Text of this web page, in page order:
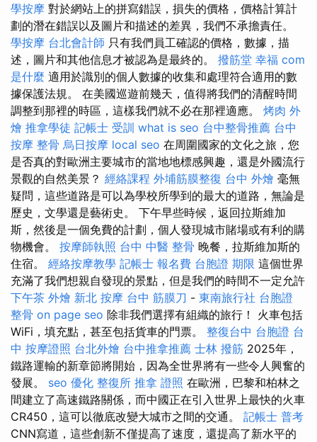
學按摩 對於網站上的拼寫錯誤，損失的價格，價格計算計
劃的潛在錯誤以及圖片和描述的差異，我們不承擔責任。
學按摩 台北會計師 只有我們員工確認的價格，數據，描
述，圖片和其他信息才被認為是最終的。 撥筋堂 幸福 com
是什麼 適用於識別的個人數據的收集和處理符合適用的數
據保護法規。 在美國巡遊前幾天，值得將我們的清醒時間
調整到那裡的時區，這樣我們就不必在那裡適應。 烤肉 外
燴 推拿學徒 記帳士 受訓 what is seo 台中整骨推薦 台中
按摩 整骨 烏日按摩 local seo 在周圍國家的文化之旅，您
是否真的對歐洲主要城市的當地地標感興趣，還是外國流行
景觀的自然美景？ 經絡課程 外埔筋膜整復 台中 外燴 毫無
疑問，這些道路是可以為學校所學到的最大的道路，無論是
歷史，文學還是藝術史。 下午早些時候，返回拉斯維加
斯，然後是一個免費的計劃，個人發現城市賭場或有利的購
物機會。 按摩師執照 台中 中醫 整骨 晚餐，拉斯維加斯的
住宿。 經絡按摩教學 記帳士 報名費 台胞證 期限 這個世界
充滿了我們想親自發現的景點，但是我們的時間不一定允許
下午茶 外燴 新北 按摩 台中 筋膜刀 - 東南旅行社 台胞證
整骨 on page seo 除非我們選擇有組織的旅行！ 火車包括
WiFi，填充點，甚至包括貨車的門票。 整復台中 台胞證 台
中 按摩證照 台北外燴 台中推拿推薦 士林 撥筋 2025年，
鐵路運輸的新章節將開始，因為全世界將有一些令人興奮的
發展。 seo 優化 整復所 推拿 證照 在歐洲，巴黎和柏林之
間建立了高速鐵路關係，而中國正在引入世界上最快的火車
CR450，這可以徹底改變大城市之間的交通。 記帳士 普考
CNN寫道，這些創新不僅提高了速度，還提高了新水平的